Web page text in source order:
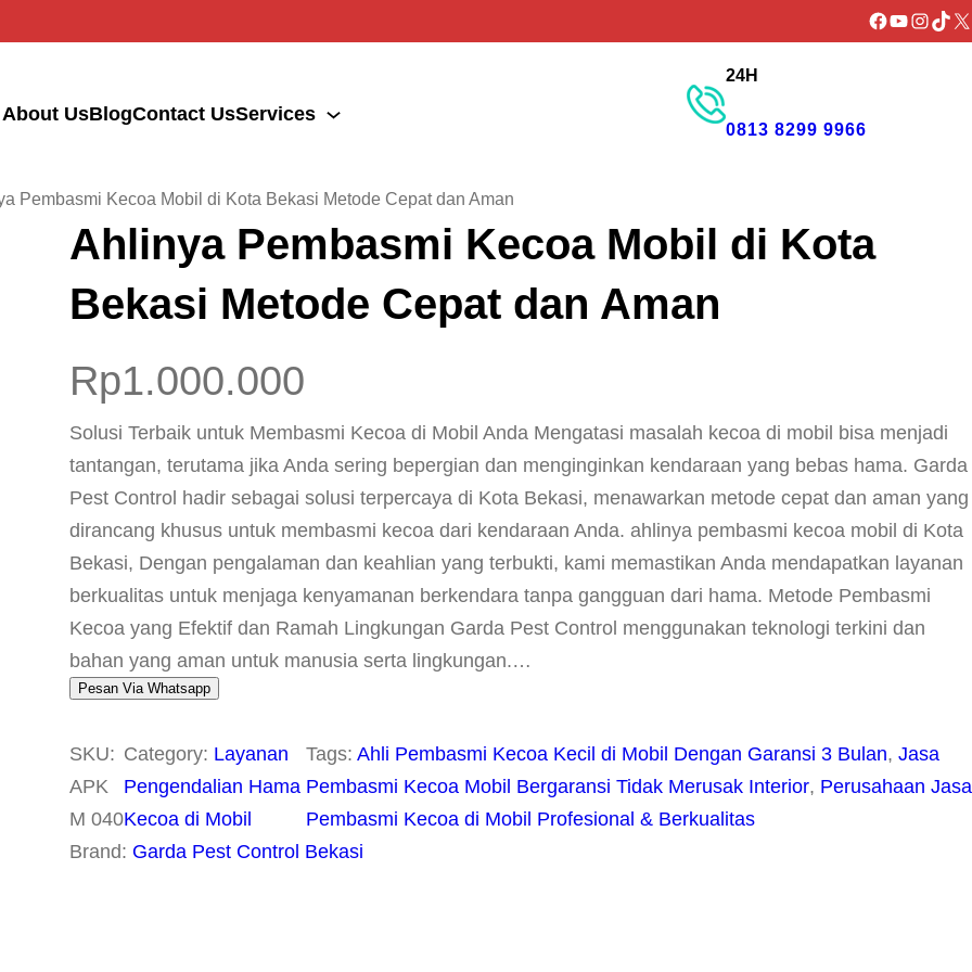
Facebook
YouTubeX
About UsBlogContact UsServices
24H
0813 8299 9966
Pembasmi Kecoa Mobil di Kota Bekasi Metode Cepat dan Aman
Ahlinya Pembasmi Kecoa Mobil di Kota
Bekasi Metode Cepat dan Aman
Rp1.000.000
Solusi Terbaik untuk Membasmi Kecoa di Mobil Anda Mengatasi masalah kecoa di mobil bisa menjadi
tantangan, terutama jika Anda sering bepergian dan menginginkan kendaraan yang bebas hama. Garda
Pest Control hadir sebagai solusi terpercaya di Kota Bekasi, menawarkan metode cepat dan aman yang
dirancang khusus untuk membasmi kecoa dari kendaraan Anda. ahlinya pembasmi kecoa mobil di Kota
Bekasi, Dengan pengalaman dan keahlian yang terbukti, kami memastikan Anda mendapatkan layanan
berkualitas untuk menjaga kenyamanan berkendara tanpa gangguan dari hama. Metode Pembasmi
Kecoa yang Efektif dan Ramah Lingkungan Garda Pest Control menggunakan teknologi terkini dan
bahan yang aman untuk manusia serta lingkungan.…
Pesan Via Whatsapp
SKU:
APK
M 040
Category: Layanan
Pengendalian Hama
Kecoa di Mobil
Tags: Ahli Pembasmi Kecoa Kecil di Mobil Dengan Garansi 3 Bulan, Jasa
Pembasmi Kecoa Mobil Bergaransi Tidak Merusak Interior, Perusahaan Jasa
Pembasmi Kecoa di Mobil Profesional & Berkualitas
Brand: Garda Pest Control Bekasi